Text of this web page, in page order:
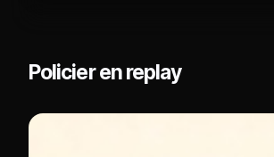
Policier en replay